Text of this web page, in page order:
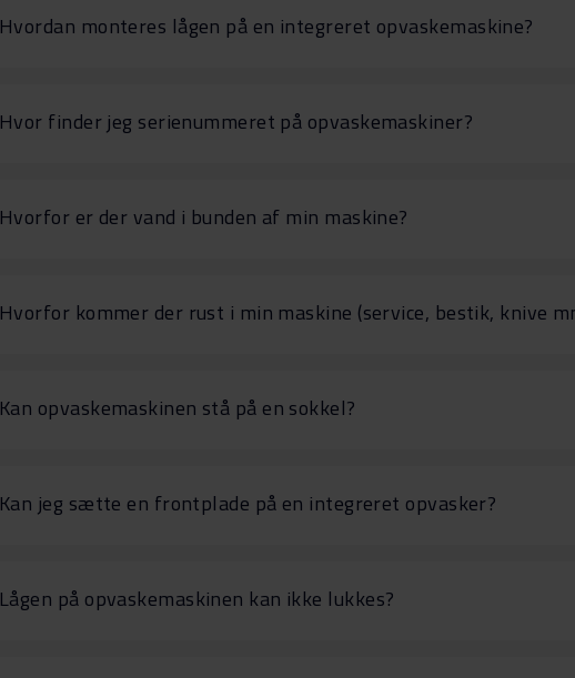
Hvordan monteres lågen på en integreret opvaskemaskine?
Hvor finder jeg serienummeret på opvaskemaskiner?
Hvorfor er der vand i bunden af min maskine?
Hvorfor kommer der rust i min maskine (service, bestik, knive
Kan opvaskemaskinen stå på en sokkel?
Kan jeg sætte en frontplade på en integreret opvasker?
Lågen på opvaskemaskinen kan ikke lukkes?